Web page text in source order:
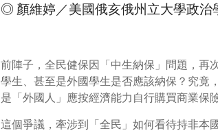
◎ 顏維婷／美國俄亥俄州立大學政治
前陣子，全民健保因「中生納保」問題，再
學生、甚至是外國學生是否應該納保？究竟
是「外國人」應按經濟能力自行購買商業保
這個爭議，牽涉到「全民」如何看待持非本